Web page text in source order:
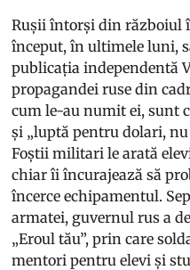
Rușii întorși din războiul
început, în ultimele luni,
publicația independentă
propagandei ruse din
cum le-au numit ei, sunt
și „luptă pentru dolari,
Foștii militari le arată
chiar îi încurajează să
încerce echipamentul.
armatei, guvernul rus a
„Eroul tău”, prin care
mentori pentru elevi și